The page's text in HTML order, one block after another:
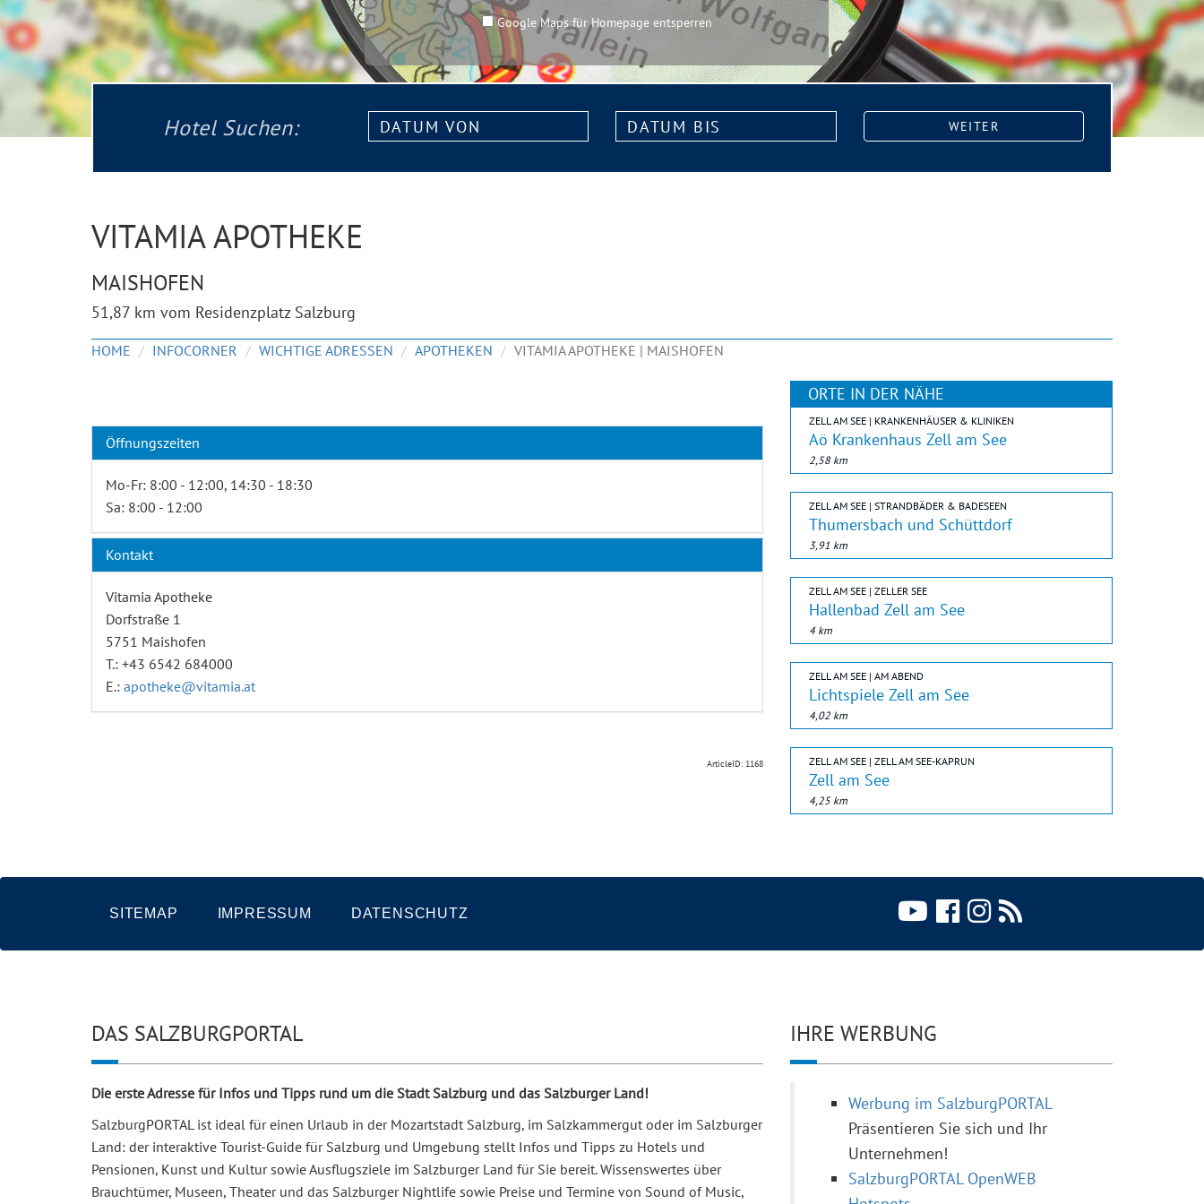
Google Maps für Homepage entsperren
Hotel Suchen:
Datum
von:
Datum
bis:
WEITER
VITAMIA APOTHEKE
MAISHOFEN
51,87 km vom Residenzplatz Salzburg
HOME INFOCORNER WICHTIGE ADRESSEN APOTHEKEN VITAMIA APOTHEKE | MAISHOFEN
Öffnungszeiten
Mo-Fr: 8:00 - 12:00, 14:30 - 18:30
Sa: 8:00 - 12:00
Kontakt
Vitamia Apotheke
Dorfstraße 1
5751 Maishofen
T.: +43 6542 684000
E.: apotheke@vitamia.at
ArticleID: 1168
ORTE IN DER NÄHE
ZELL AM SEE | KRANKENHÄUSER & KLINIKEN
Aö Krankenhaus Zell am See
2,58 km
ZELL AM SEE | STRANDBÄDER & BADESEEN
Thumersbach und Schüttdorf
3,91 km
ZELL AM SEE | ZELLER SEE
Hallenbad Zell am See
4 km
ZELL AM SEE | AM ABEND
Lichtspiele Zell am See
4,02 km
ZELL AM SEE | ZELL AM SEE-KAPRUN
Zell am See
4,25 km
SITEMAP IMPRESSUM DATENSCHUTZ
DAS SALZBURGPORTAL
Die erste Adresse für Infos und Tipps rund um die Stadt Salzburg und das Salzburger Land!
SalzburgPORTAL ist ideal für einen Urlaub in der Mozartstadt Salzburg, im Salzkammergut oder im Salzburger
Land: der interaktive Tourist-Guide für Salzburg und Umgebung stellt Infos und Tipps zu Hotels und
Pensionen, Kunst und Kultur sowie Ausflugsziele im Salzburger Land für Sie bereit. Wissenswertes über
Brauchtümer, Museen, Theater und das Salzburger Nightlife sowie Preise und Termine von Sound of Music,
IHRE WERBUNG
Werbung im SalzburgPORTAL
Präsentieren Sie sich und Ihr
Unternehmen!
SalzburgPORTAL OpenWEB